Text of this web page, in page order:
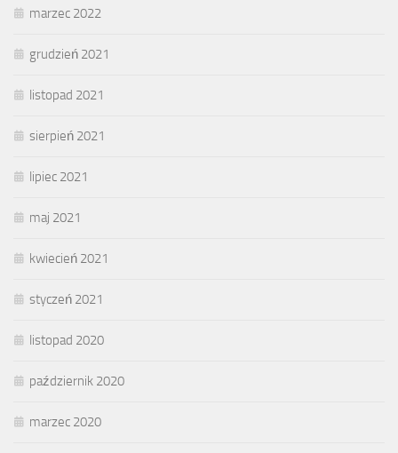
marzec 2022
grudzień 2021
listopad 2021
sierpień 2021
lipiec 2021
maj 2021
kwiecień 2021
styczeń 2021
listopad 2020
październik 2020
marzec 2020